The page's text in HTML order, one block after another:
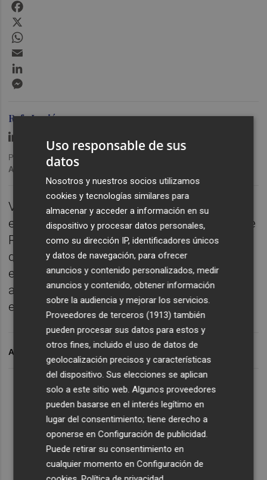
Lo Más Escuchado
Suscríbete al canal de
Whatsapp
Siempre al día de las últimas noticias
Rafa Lupión
Publicado: 23/10/2024 ·
Actualizado: 23/10/2024 · 12:52
VALÈNCIA. En el marco de VDS,
entrevistamos a Jostin Marin Osorio, CEO de
Repara.me, una plataforma de reparaciones
de móviles que ofrece soluciones rápidas y
eficientes. Exploramos sus propuestas para
agilizar este mercado y mejorar la
experiencia del usuario.
ARCHIVADO EN
Uso responsable de sus
datos
Nosotros y nuestros socios utilizamos
cookies y tecnologías similares para
almacenar y acceder a información en su
dispositivo y procesar datos personales,
como su dirección IP, identificadores únicos
y datos de navegación, para ofrecer
anuncios y contenido personalizados, medir
anuncios y contenido, obtener información
sobre la audiencia y mejorar los servicios.
Proveedores de terceros (1913) también
pueden procesar sus datos para estos y
otros fines, incluido el uso de datos de
geolocalización precisos y características
del dispositivo. Sus elecciones se aplican
solo a este sitio web. Algunos proveedores
pueden basarse en el interés legítimo en
lugar del consentimiento; tiene derecho a
oponerse enConfiguración de publicidad.
Puede retirar su consentimiento en
cualquier momento enConfiguración de